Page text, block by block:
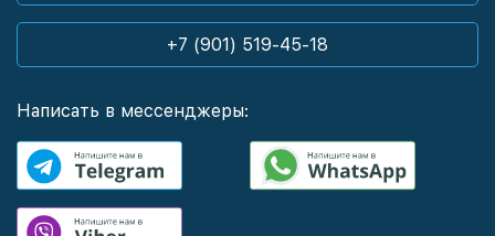
+7 (901) 519-45-18
Написать в мессенджеры: